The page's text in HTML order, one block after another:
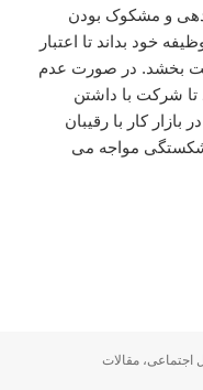
دهی و مشکوک بودن
خود بداند تا اعتبار
بخشد. در صورت عدم
شرکت با داشتن
بازار کار با رقیبان
مواجه می
اجتماعی،مقالات